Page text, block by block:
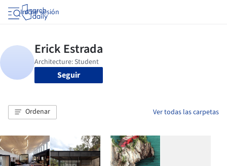
Iniciar sesión
Seguir
Ordenar Ver todas las carpetas